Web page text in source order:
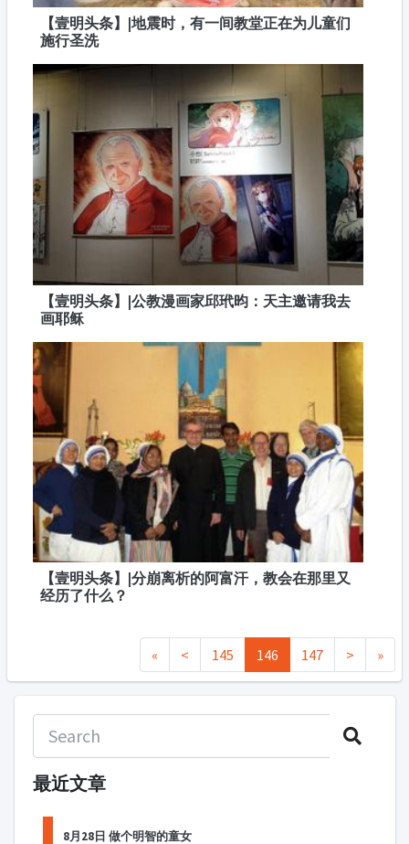
【壹明头条】|地震时，有一间教堂正在为儿童们
施行圣洗
【壹明头条】|公教漫画家邱玳昀：天主邀请我去
画耶稣
【壹明头条】|分崩离析的阿富汗，教会在那里又
经历了什么？
« < 145 146 147 > »
最近文章
8月28日 做个明智的童女